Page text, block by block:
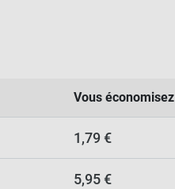
Vous économisez
1,79 €
5,95 €